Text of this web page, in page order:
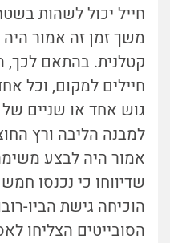
משך זמן זה אמור
קטלנית. בהתאם לכך,
חיילים למקום, וכל
גוש אחד או שניים של
למבנה הליבה ורץ
אמור היה לבצע
שדיווחו כי נכנסו
הוכיחה גישת הביו-
הסובייטים הצליחו